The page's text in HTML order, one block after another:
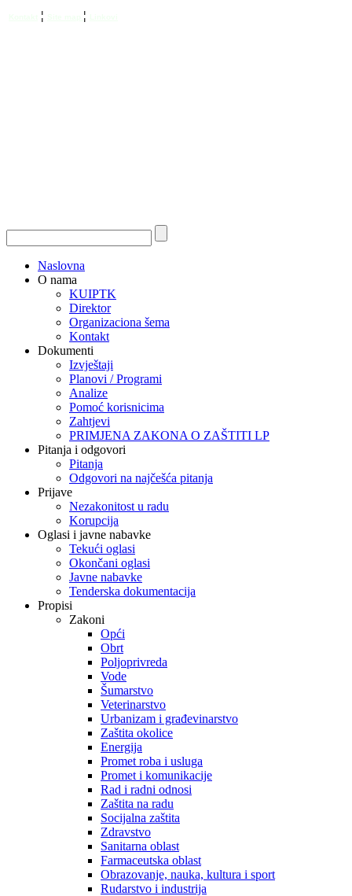
¦ ¦
Naslovna
O nama
KUIPTK
Direktor
Organizaciona šema
Kontakt
Dokumenti
Izvještaji
Planovi / Programi
Analize
Pomoć korisnicima
Zahtjevi
PRIMJENA ZAKONA O ZAŠTITI LP
Pitanja i odgovori
Pitanja
Odgovori na najčešća pitanja
Prijave
Nezakonitost u radu
Korupcija
Oglasi i javne nabavke
Tekući oglasi
Okončani oglasi
Javne nabavke
Tenderska dokumentacija
Propisi
Zakoni
Opći
Obrt
Poljoprivreda
Vode
Šumarstvo
Veterinarstvo
Urbanizam i građevinarstvo
Zaštita okolice
Energija
Promet roba i usluga
Promet i komunikacije
Rad i radni odnosi
Zaštita na radu
Socijalna zaštita
Zdravstvo
Sanitarna oblast
Farmaceutska oblast
Obrazovanje, nauka, kultura i sport
Rudarstvo i industrija